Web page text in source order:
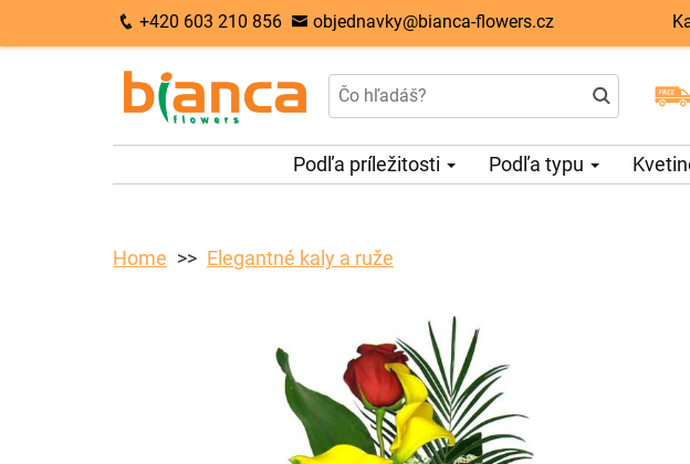
+420 603 210 856 objednavky@bianca-flowers.cz
Podľa príležitosti Podľa typu
Home Elegantné kaly a ruže